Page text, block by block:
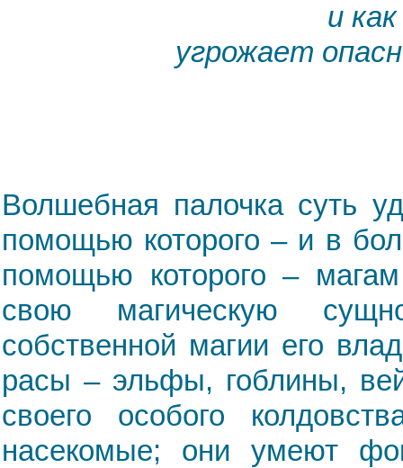
и
угрожает
Волшебная палочка суть
помощью которого – и в
помощью которого – магам
свою магическую
собственной магии его
расы – эльфы, гоблины,
своего особого
насекомые; они умеют